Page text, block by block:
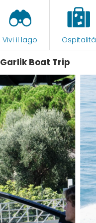
Vivi il lago Ospitalità
Garlik Boat Trip